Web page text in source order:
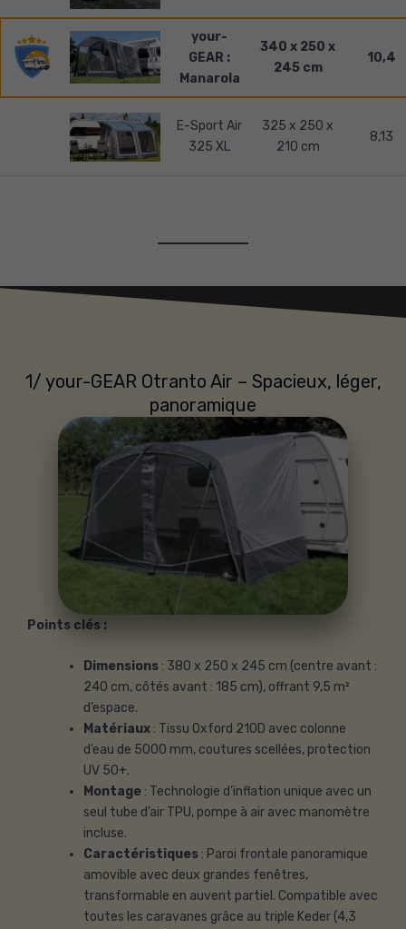
your-
GEAR :
Manarola
340 x 250 x
245 cm
10,4
E-Sport Air
325 XL
325 x 250 x
210 cm
8,13
1/ your-GEAR Otranto Air – Spacieux, léger,
panoramique
Points clés :
Dimensions : 380 x 250 x 245 cm (centre avant :
240 cm, côtés avant : 185 cm), offrant 9,5 m²
d’espace.
Matériaux : Tissu Oxford 210D avec colonne
d’eau de 5000 mm, coutures scellées, protection
UV 50+.
Montage : Technologie d’inflation unique avec un
seul tube d’air TPU, pompe à air avec manomètre
incluse.
Caractéristiques : Paroi frontale panoramique
amovible avec deux grandes fenêtres,
transformable en auvent partiel. Compatible avec
toutes les caravanes grâce au triple Keder (4,3